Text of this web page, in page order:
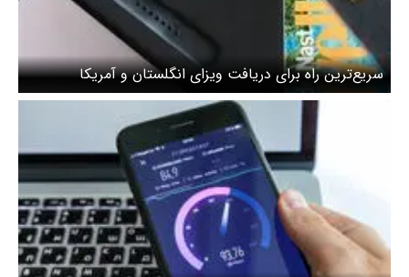
سریع‌ترین راه برای دریافت ویزای انگلستان و آمریکا